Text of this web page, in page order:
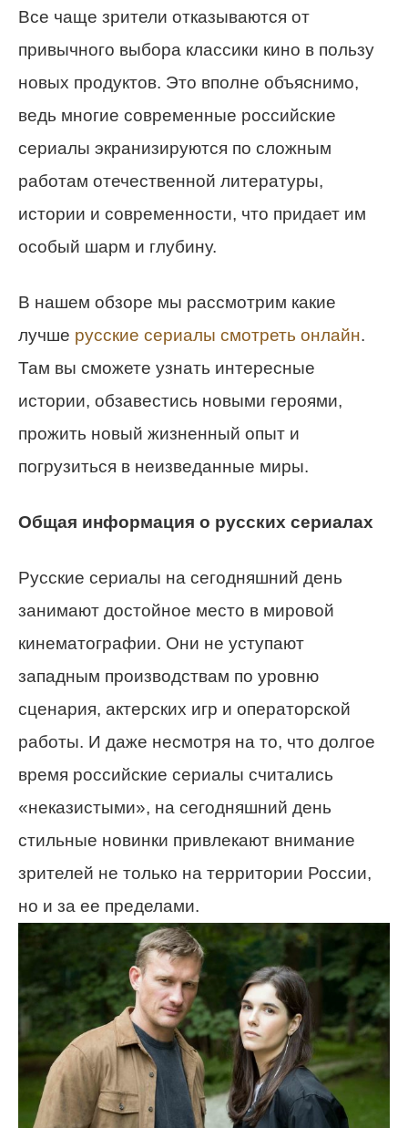
Все чаще зрители отказываются от
привычного выбора классики кино в пользу
новых продуктов. Это вполне объяснимо,
ведь многие современные российские
сериалы экранизируются по сложным
работам отечественной литературы,
истории и современности, что придает им
особый шарм и глубину.
В нашем обзоре мы рассмотрим какие
лучше русские сериалы смотреть онлайн.
Там вы сможете узнать интересные
истории, обзавестись новыми героями,
прожить новый жизненный опыт и
погрузиться в неизведанные миры.
Общая информация о русских сериалах
Русские сериалы на сегодняшний день
занимают достойное место в мировой
кинематографии. Они не уступают
западным производствам по уровню
сценария, актерских игр и операторской
работы. И даже несмотря на то, что долгое
время российские сериалы считались
«неказистыми», на сегодняшний день
стильные новинки привлекают внимание
зрителей не только на территории России,
но и за ее пределами.